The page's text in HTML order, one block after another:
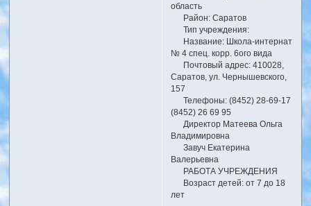
область
Район: Саратов
Тип учреждения:
Название: Школа-интернат
№ 4 спец. корр. 6ого вида
Почтовый адрес: 410028,
Саратов, ул. Чернышевского,
157
Телефоны: (8452) 28-69-17
(8452) 26 69 95
Директор Матеева Ольга
Владимировна
Завуч Екатерина
Валерьевна
РАБОТА УЧРЕЖДЕНИЯ
Возраст детей: от 7 до 18
лет